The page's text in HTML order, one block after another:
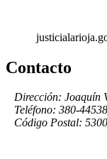
Contacto
Dirección: Joaquín
Teléfono: 380-
Código Postal: 5300